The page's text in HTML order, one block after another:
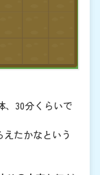
、30分くらいで
たかなという